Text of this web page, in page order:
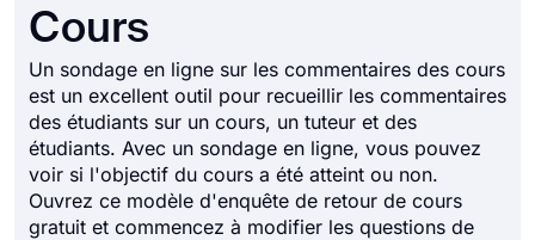
Cours
Un sondage en ligne sur les commentaires des cours
est un excellent outil pour recueillir les commentaires
des étudiants sur un cours, un tuteur et des
étudiants. Avec un sondage en ligne, vous pouvez
voir si l'objectif du cours a été atteint ou non.
Ouvrez ce modèle d'enquête de retour de cours
gratuit et commencez à modifier les questions de